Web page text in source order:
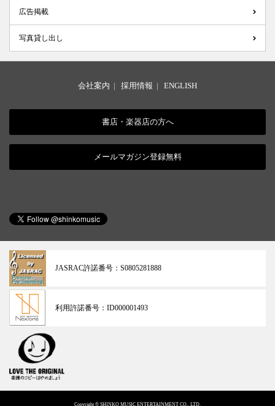
広告掲載
写真貸し出し
会社案内 | 採用情報 | ENGLISH
書店・楽器店の方へ
メールマガジン登録無料
JASRAC許諾番号： S0805281888
利用許諾番号： ID000001493
Copyright © SHINKO MUSIC ENTERTAINMENT CO., LTD.